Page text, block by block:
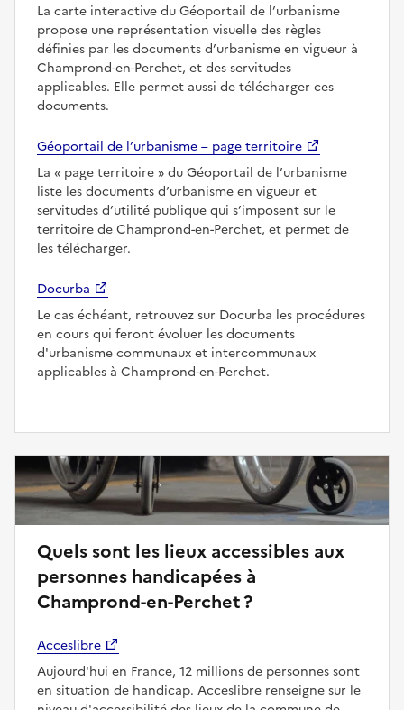
La carte interactive du Géoportail de l’urbanisme
propose une représentation visuelle des règles
définies par les documents d’urbanisme en vigueur à
Champrond-en-Perchet, et des servitudes
applicables. Elle permet aussi de télécharger ces
documents.
Géoportail de l’urbanisme – page territoire
La
page territoire
du Géoportail de l’urbanisme
liste les documents d’urbanisme en vigueur et
servitudes d’utilité publique qui s’imposent sur le
territoire de Champrond-en-Perchet, et permet de
les télécharger.
Docurba
Le cas échéant, retrouvez sur Docurba les procédures
en cours qui feront évoluer les documents
d'urbanisme communaux et intercommunaux
applicables à Champrond-en-Perchet.
Quels sont les lieux accessibles aux
personnes handicapées à
Champrond-en-Perchet ?
Acceslibre
Aujourd'hui en France, 12 millions de personnes sont
en situation de handicap. Acceslibre renseigne sur le